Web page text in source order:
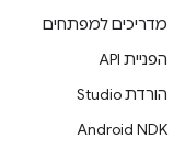
מדריכים למפתחים
הפניית API
הורדת Studio
Android NDK